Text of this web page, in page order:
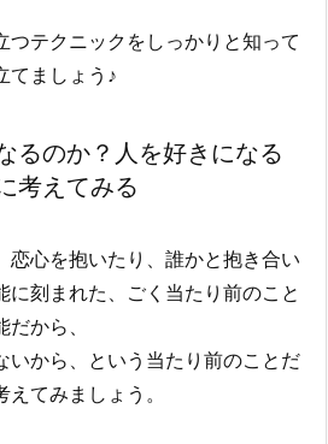
つテクニックをしっかりと知って
てましょう♪
るのか？人を好きになる
考えてみる
恋心を抱いたり、誰かと抱き合い
に刻まれた、ごく当たり前のこと
から、
いから、という当たり前のことだ
てみましょう。